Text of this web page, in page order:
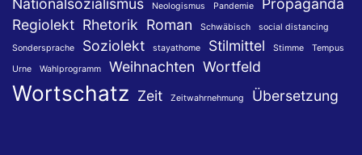
Nationalsozialismus
Neologismus Pandemie
Propaganda
Regiolekt Rhetorik Roman Schwäbisch
social distancing
Sondersprache
Soziolekt stayathome Stilmittel Stimme
Tempus
Urne
Wahlprogramm Weihnachten Wortfeld
Wortschatz Zeit Zeitwahrnehmung Übersetzung